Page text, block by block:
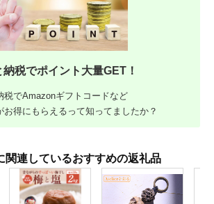
税でポイント大量GET！
税でAmazonギフトコードなど
お得にもらえるって知ってましたか？
関連しているおすすめの返礼品